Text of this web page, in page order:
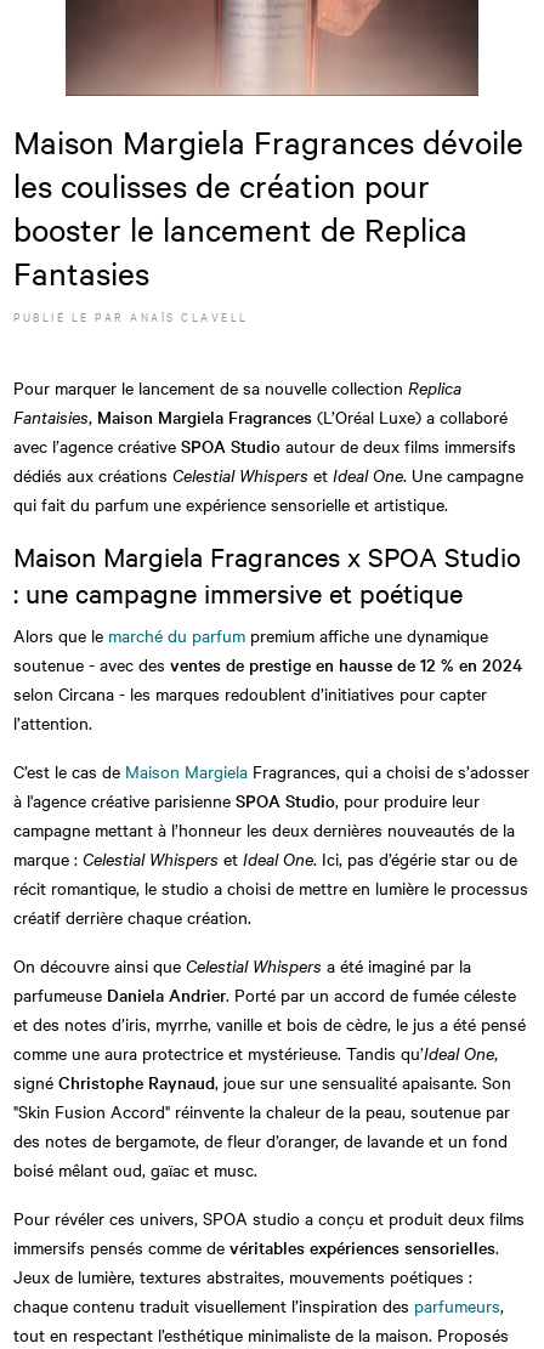
Maison Margiela Fragrances dévoile
les coulisses de création pour
booster le lancement de Replica
Fantasies
PUBLIÉ LEPARANAÏS CLAVELL
Pour marquer le lancement de sa nouvelle collectionReplica
Fantaisies, Maison Margiela Fragrances (L’Oréal Luxe) a collaboré
avec l’agence créativeSPOA Studio autour de deux films immersifs
dédiés aux créations Celestial Whispers etIdeal One. Une campagne
qui fait du parfum une expérience sensorielle et artistique.
Maison Margiela Fragrances x SPOA Studio
: une campagne immersive et poétique
Alors que le marché du parfum premium affiche une dynamique
soutenue - avec desventes de prestige en hausse de 12 % en 2024
selon Circana - les marques redoublent d’initiatives pour capter
l’attention.
C’est le cas de Maison Margiela Fragrances, qui a choisi de s’adosser
à l'agence créative parisienneSPOA Studio, pour produire leur
campagne mettant à l’honneur les deux dernières nouveautés de la
marque :Celestial Whispers et Ideal One. Ici, pas d’égérie star ou de
récit romantique, le studio a choisi de mettre en lumière le processus
créatif derrière chaque création.
On découvre ainsi queCelestial Whispers a été imaginé par la
parfumeuse Daniela Andrier. Porté par un accord de fumée céleste
et des notes d’iris, myrrhe, vanille et bois de cèdre, le jus a été pensé
comme une aura protectrice et mystérieuse. Tandis qu’Ideal One,
signéChristophe Raynaud, joue sur une sensualité apaisante. Son
"Skin Fusion Accord" réinvente la chaleur de la peau, soutenue par
des notes de bergamote, de fleur d’oranger, de lavande et un fond
boisé mêlant oud, gaïac et musc.
Pour révéler ces univers, SPOA studio a conçu et produit deux films
immersifs pensés comme devéritables expériences sensorielles.
Jeux de lumière, textures abstraites, mouvements poétiques :
chaque contenu traduit visuellement l’inspiration des parfumeurs,
tout en respectant l’esthétique minimaliste de la maison. Proposés